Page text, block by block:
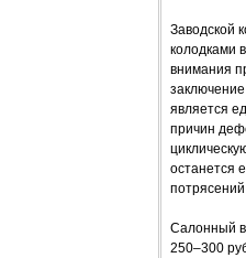
Заводской
колодками
внимания
является
причин
останется
Салонный
250–300